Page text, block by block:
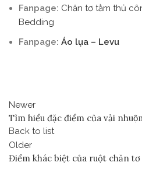
Fanpage: Chăn tơ tằm thủ
Bedding
Fanpage: Áo lụa – Levu
Newer
Tìm hiểu đặc điểm của vải
Back to list
Older
Điểm khác biệt của ruột chăn